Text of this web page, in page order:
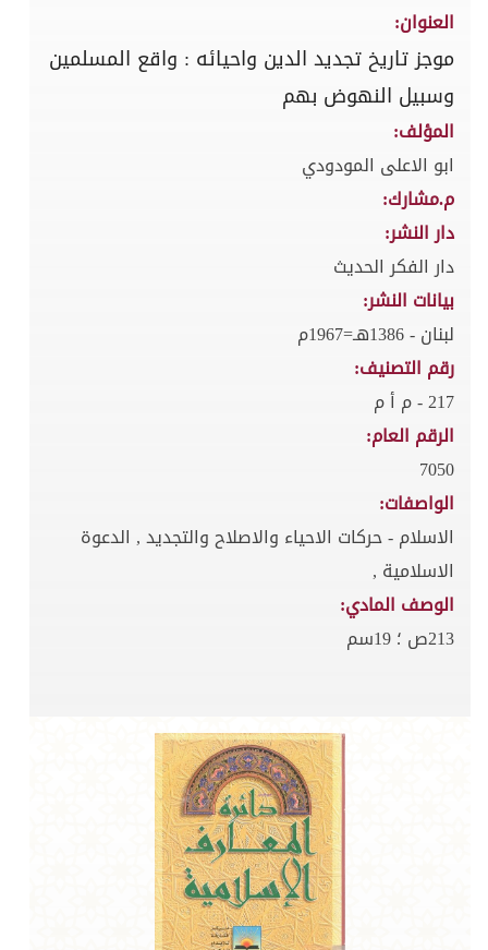
العنوان:
موجز تاريخ تجديد الدين واحيائه : واقع المسلمين
وسبيل النهوض بهم
المؤلف:
ابو الاعلى المودودي
م.مشارك:
دار النشر:
دار الفكر الحديث
بيانات النشر:
لبنان - 1386هـ=1967م
رقم التصنيف:
217 - م أ م
الرقم العام:
7050
الواصفات:
الاسلام - حركات الاحياء والاصلاح والتجديد , الدعوة
الاسلامية ,
الوصف المادي:
213ص ؛ 19سم